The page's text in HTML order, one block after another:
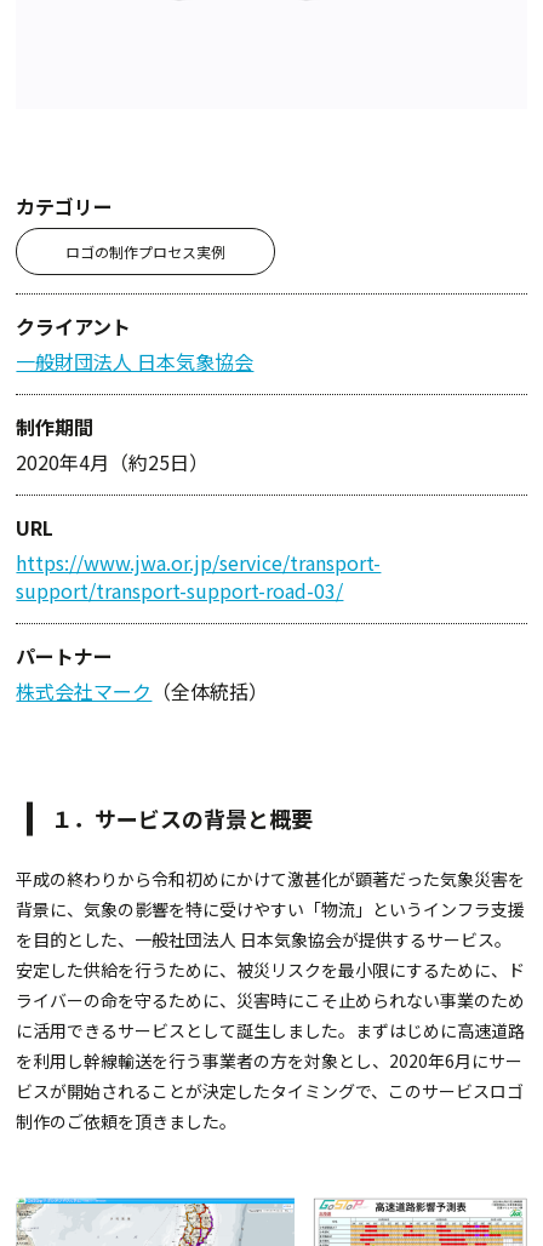
カテゴリー
ロゴの制作プロセス実例
クライアント
一般財団法人 日本気象協会
制作期間
2020年4月（約25日）
URL
https://www.jwa.or.jp/service/transport-
support/transport-support-road-03/
パートナー
株式会社マーク （全体統括）
１．サービスの背景と概要
平成の終わりから令和初めにかけて激甚化が顕著だった気象災害を
背景に、気象の影響を特に受けやすい「物流」というインフラ支援
を目的とした、一般社団法人 日本気象協会が提供するサービス。
安定した供給を行うために、被災リスクを最小限にするために、ド
ライバーの命を守るために、災害時にこそ止められない事業のため
に活用できるサービスとして誕生しました。まずはじめに高速道路
を利用し幹線輸送を行う事業者の方を対象とし、2020年6月にサー
ビスが開始されることが決定したタイミングで、このサービスロゴ
制作のご依頼を頂きました。